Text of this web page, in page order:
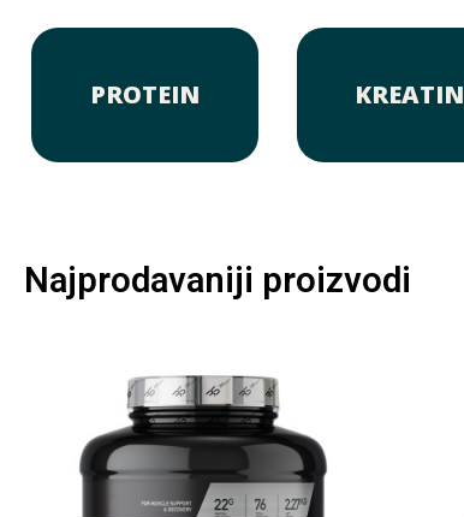
PROTEIN KREATIN
Najprodavaniji proizvodi